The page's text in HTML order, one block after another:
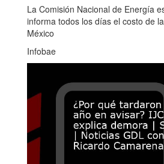
La Comisión Nacional de Energía
informa todos los días el costo de
México
Infobae